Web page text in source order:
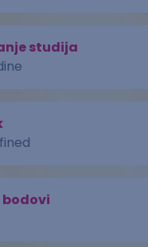
studija
bodovi